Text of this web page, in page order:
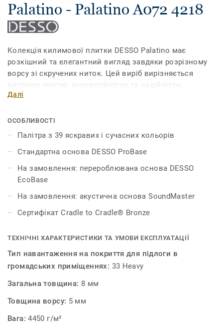
Palatino - Palatino A072 4218
Колекція килимової плитки DESSO Palatino має
розкішний та елегантний вигляд завдяки розрізному
ворсу зі скручених ниток. Цей виріб вирізняється
високою якістю, зносостійкістю та надійністю.
Колекція має 39 популярних кольорів – від
помаранчевого, синього та фіолетового. Килимова
плитка DESSO Palatino дає безмежні можливості для
створення виразних, стильних і сучасних інтер'єрів.
Далі
ОСОБЛИВОСТІ
Палітра з 39 яскравих і сучасних кольорів
Стандартна основа DESSO ProBase
На замовлення: перероблювана основа DESSO
EcoBase
На замовлення: акустична основа SoundMaster
Сертифікат Cradle to Cradle® Bronze
ТЕХНІЧНІ ХАРАКТЕРИСТИКИ ТА УМОВИ ЕКСПЛУАТАЦІЇ
Тип навантаження на покриття для підлоги в
громадських приміщеннях: 33 Heavy
Загальна товщина: 8 мм
Товщина ворсу: 5 мм
Вага:4450 г/м²